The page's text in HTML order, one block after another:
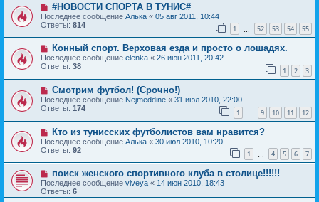
#НОВОСТИ СПОРТА В ТУНИС#
Последнее сообщение Алька « 05 авг 2011, 10:44
Ответы: 814 1 52 53 54 55
Конный спорт. Верховая езда и просто о лошадях.
Последнее сообщение elenka « 26 июн 2011, 20:42
Ответы: 38 1 2 3
Смотрим футбол! (Срочно!)
Последнее сообщение Nejmeddine « 31 июл 2010, 22:00
Ответы: 174 1 … 9 10 11 12
Кто из тунисских футболистов вам нравится?
Последнее сообщение Алька « 30 июл 2010, 10:20
Ответы: 92 1 4 5 6 7
поиск женского спортивного клуба в столице!!!!!!
Последнее сообщение viveya « 14 июн 2010, 18:43
Ответы: 6